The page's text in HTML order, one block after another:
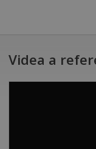
Videa a